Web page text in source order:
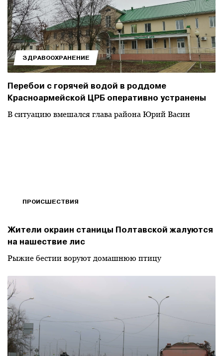
ЗДРАВООХРАНЕНИЕ
Перебои с горячей водой в роддоме
Красноармейской ЦРБ оперативно устранены
В ситуацию вмешался глава района Юрий Васин
ПРОИСШЕСТВИЯ
Жители окраин станицы Полтавской жалуются
на нашествие лис
Рыжие бестии воруют домашнюю птицу